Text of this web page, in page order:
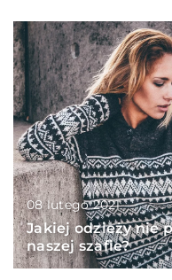
08 lutego 2021
Jakiej odzieży nie
naszej szafie?